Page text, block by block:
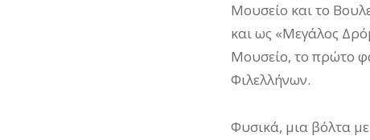
Μουσείο και το
και ως «Μεγάλος
Μουσείο, το πρώτο
Φιλελλήνων.
Φυσικά, μια βόλτα